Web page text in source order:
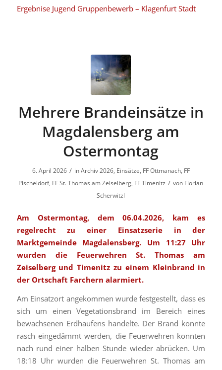
Ergebnise Jugend Gruppenbewerb – Klagenfurt Stadt
Mehrere Brandeinsätze in
Magdalensberg am
Ostermontag
6. April 2026 / inArchiv 2026, Einsätze, FF Ottmanach, FF
Pischeldorf, FF St. Thomas am Zeiselberg, FF Timenitz / von Florian
Scherwitzl
Am Ostermontag, dem 06.04.2026, kam es
regelrecht zu einer Einsatzserie in der
Marktgemeinde Magdalensberg. Um 11:27 Uhr
wurden die Feuerwehren St. Thomas am
Zeiselberg und Timenitz zu einem Kleinbrand in
der Ortschaft Farchern alarmiert.
Am Einsatzort angekommen wurde festgestellt, dass es
sich um einen Vegetationsbrand im Bereich eines
bewachsenen Erdhaufens handelte. Der Brand konnte
rasch eingedämmt werden, die Feuerwehren konnten
nach rund einer halben Stunde wieder abrücken. Um
18:18 Uhr wurden die Feuerwehren St. Thomas am